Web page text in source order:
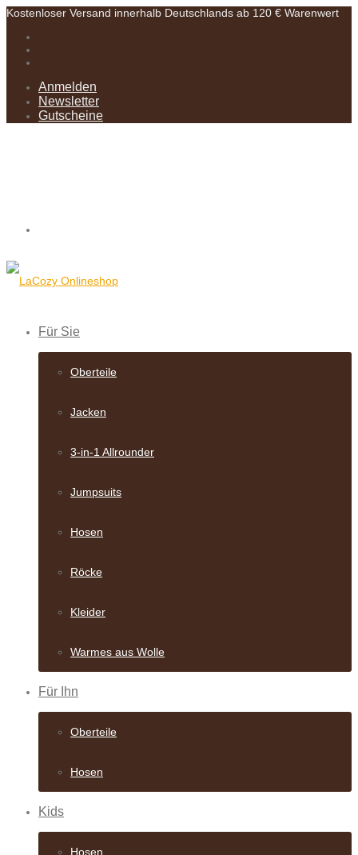
Kostenloser Versand innerhalb Deutschlands ab 120 € Warenwert
Anmelden
Newsletter
Gutscheine
Für Sie
Oberteile
Jacken
3-in-1 Allrounder
Jumpsuits
Hosen
Röcke
Kleider
Warmes aus Wolle
Für Ihn
Oberteile
Hosen
Kids
Hosen